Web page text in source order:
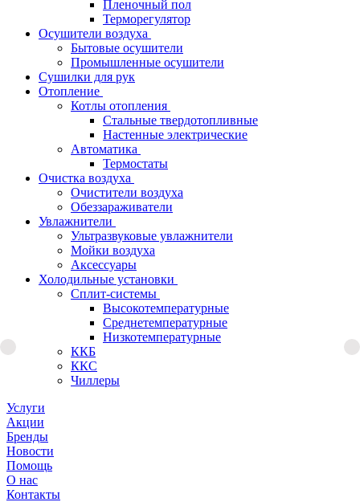
Пленочный пол
Терморегулятор
Осушители воздуха
Бытовые осушители
Промышленные осушители
Сушилки для рук
Отопление
Котлы отопления
Стальные твердотопливные
Настенные электрические
Автоматика
Термостаты
Очистка воздуха
Очистители воздуха
Обеззараживатели
Увлажнители
Ультразвуковые увлажнители
Мойки воздуха
Аксессуары
Холодильные установки
Сплит-системы
Высокотемпературные
Среднетемпературные
Низкотемпературные
ККБ
ККС
Чиллеры
Услуги
Акции
Бренды
Новости
Помощь
О нас
Контакты